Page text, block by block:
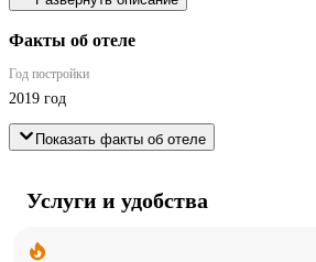
Факты об отеле
Год постройки
2019 год
Показать факты об отеле
Услуги и удобства